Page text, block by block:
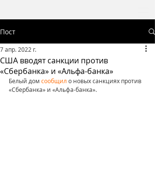
Пост
США вводят санкции против
«Сбербанка» и «Альфа-банка»
7 апр. 2022 г.
Белый дом сообщил о новых санкциях против
«Сбербанка» и «Альфа-банка».